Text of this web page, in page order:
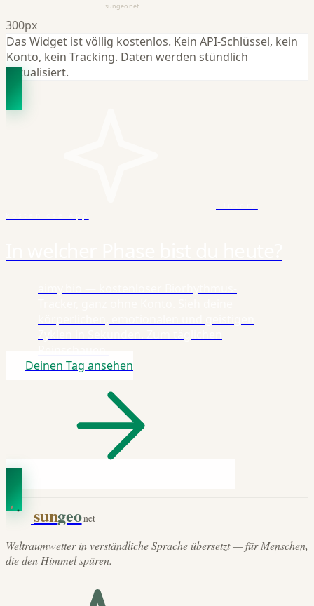
300px
Das Widget ist völlig kostenlos. Kein API-Schlüssel, kein
Konto, kein Tracking. Daten werden stündlich
aktualisiert.
Deinen Tag ansehen
sungeo.net
Weltraumwetter in verständliche Sprache übersetzt — für Menschen,
die den Himmel spüren.